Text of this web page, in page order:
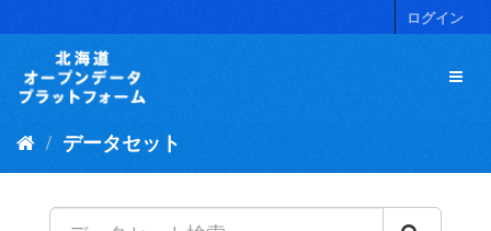
キ
ログイン
データセット